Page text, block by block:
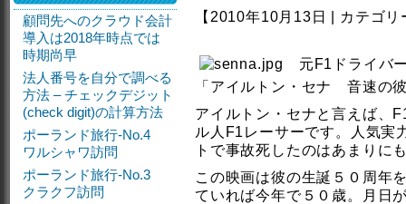
【2010年10月13日 | カテゴリ
元F1ドライバ
「アイルトン・セナ 音速の
アイルトン・セナと言えば、
ル人F1レーサーです。人気実
トで事故死したのはあまりに
この映画は彼の生誕５０周年
ていれば今年で５０歳。月日
顧問先へのクラウド会計
導入は2018年時点では
時期尚早
法人番号を自分で調べる
方法 – チェックデジット
(check digit)の計算方法
ポーランド旅行-No.4
ワルシャワ訪問
ポーランド旅行-No.3
クラクフ訪問